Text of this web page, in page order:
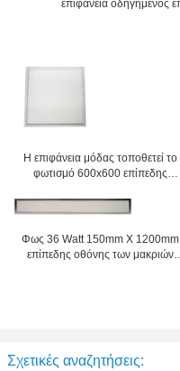
επιφάνεια οδηγημένος
Η επιφάνεια μόδας τοποθετεί το
φωτισμό 600x600 επίπεδης
36W για την υπεραγορά
Φως 36 Watt 150mm X 1200mm
επίπεδης οθόνης των μακριών
Σχετικές αναζητήσεις: